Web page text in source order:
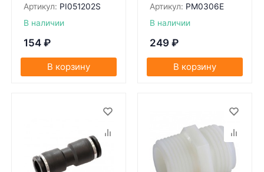
Артикул: PI051202S
В наличии
154 ₽
В корзину
Артикул: PM0306E
В наличии
249 ₽
В корзину